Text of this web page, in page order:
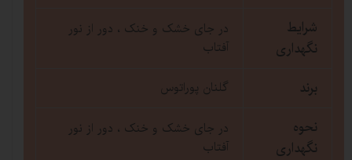
شرایط
نگهداری
در جای خشک و خنک ، دور از نور
آفتاب
برند گلنان پوراتوس
نحوه
نگهداری
در جای خشک و خنک ، دور از نور
آفتاب